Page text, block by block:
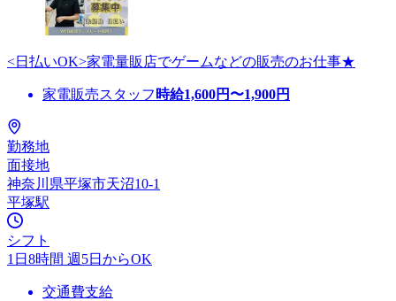
<日払いOK>家電量販店でゲームなどの販売のお仕事★
家電販売スタッフ 時給1,600円〜1,900円
勤務地
面接地
神奈川県平塚市天沼10-1
平塚駅
シフト
1日8時間 週5日からOK
交通費支給